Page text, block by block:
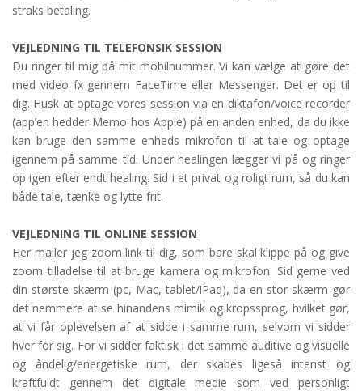
straks betaling.
VEJLEDNING TIL TELEFONSIK SESSION
Du ringer til mig på mit mobilnummer. Vi kan vælge at gøre det
med video fx gennem FaceTime eller Messenger. Det er op til
dig. Husk at optage vores session via en diktafon/voice recorder
(app’en hedder Memo hos Apple) på en anden enhed, da du ikke
kan bruge den samme enheds mikrofon til at tale og optage
igennem på samme tid. Under healingen lægger vi på og ringer
op igen efter endt healing. Sid i et privat og roligt rum, så du kan
både tale, tænke og lytte frit.
VEJLEDNING TIL ONLINE SESSION
Her mailer jeg zoom link til dig, som bare skal klippe på og give
zoom tilladelse til at bruge kamera og mikrofon. Sid gerne ved
din største skærm (pc, Mac, tablet/iPad), da en stor skærm gør
det nemmere at se hinandens mimik og kropssprog, hvilket gør,
at vi får oplevelsen af at sidde i samme rum, selvom vi sidder
hver for sig. For vi sidder faktisk i det samme auditive og visuelle
og åndelig/energetiske rum, der skabes ligeså intenst og
kraftfuldt gennem det digitale medie som ved personligt